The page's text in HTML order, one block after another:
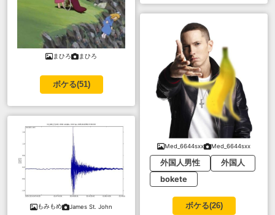
まひろ まひろ
ボケる(51)
もみもめ James St. John
Med_6644sxx Med_6644sxx
外国人男性
外国人
bokete
ボケる(26)